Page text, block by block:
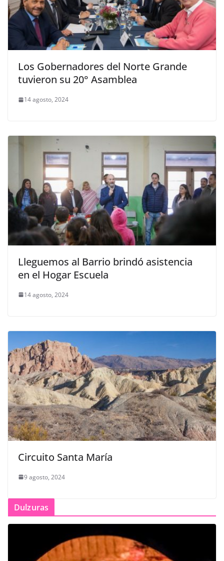
Los Gobernadores del Norte Grande
tuvieron su 20° Asamblea
14 agosto, 2024
Lleguemos al Barrio brindó asistencia
en el Hogar Escuela
14 agosto, 2024
Circuito Santa María
9 agosto, 2024
Dulzuras